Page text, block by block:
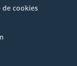
cookies